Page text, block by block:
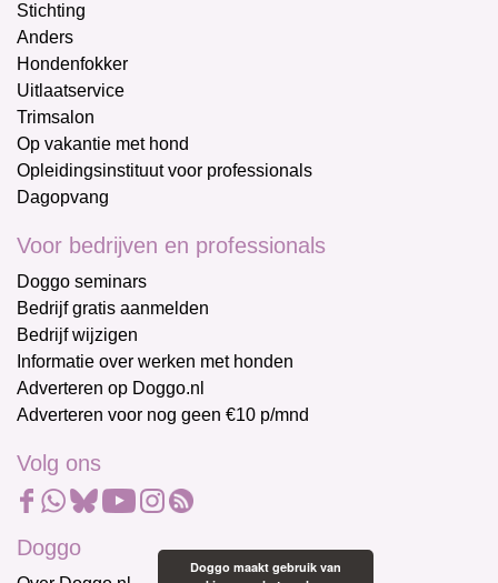
Stichting
Anders
Hondenfokker
Uitlaatservice
Trimsalon
Op vakantie met hond
Opleidingsinstituut voor professionals
Dagopvang
Voor bedrijven en professionals
Doggo seminars
Bedrijf gratis aanmelden
Bedrijf wijzigen
Informatie over werken met honden
Adverteren op Doggo.nl
Adverteren voor nog geen €10 p/mnd
Volg ons
Doggo
Doggo maakt gebruik van